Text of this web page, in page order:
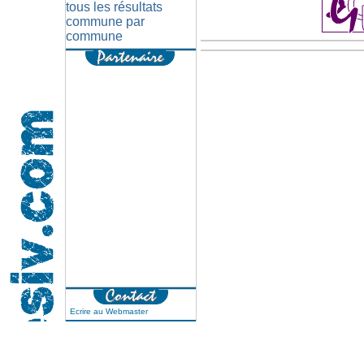
tous les résultats
commune par
commune
Ecrire au Webmaster